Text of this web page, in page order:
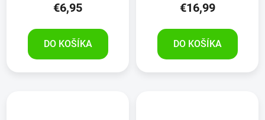
€6,95
DO KOŠÍKA
€16,99
DO KOŠÍKA